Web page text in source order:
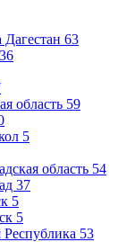
Дагестан 63
36
область 59
5
область 54
37
5
5
Республика 53